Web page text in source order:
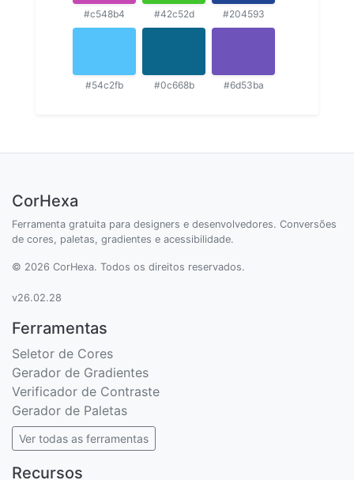
#c548b4 #42c52d #204593
#54c2fb #0c668b #6d53ba
CorHexa
Ferramenta gratuita para designers e desenvolvedores. Conversões
de cores, paletas, gradientes e acessibilidade.
© 2026 CorHexa. Todos os direitos reservados.
v26.02.28
Ferramentas
Seletor de Cores
Gerador de Gradientes
Verificador de Contraste
Gerador de Paletas
Ver todas as ferramentas
Recursos